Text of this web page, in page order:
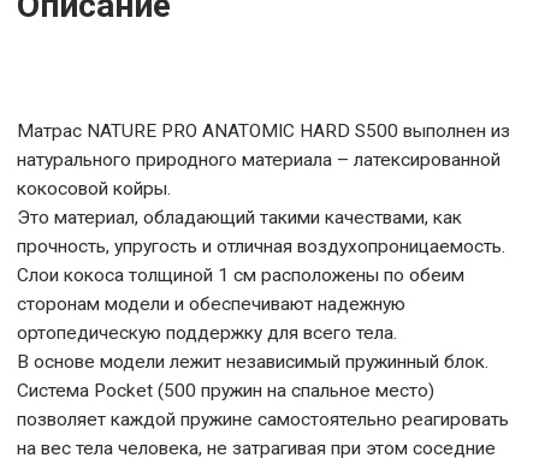
Матрас NATURE PRO ANATOMIC HARD S500 выполнен из
натурального природного материала – латексированной
кокосовой койры.
Это материал, обладающий такими качествами, как
прочность, упругость и отличная воздухопроницаемость.
Слои кокоса толщиной 1 см расположены по обеим
сторонам модели и обеспечивают надежную
ортопедическую поддержку для всего тела.
В основе модели лежит независимый пружинный блок.
Система Pocket (500 пружин на спальное место)
позволяет каждой пружине самостоятельно реагировать
на вес тела человека, не затрагивая при этом соседние